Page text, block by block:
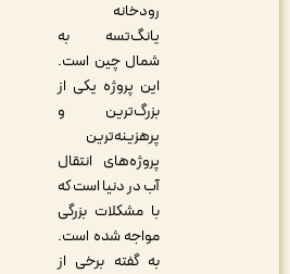
یانگ‌تسه به
شمال چین است.
این پروژه یکی از
بزرگ‌ترین و
پرهزینه‌ترین
پروژه‌های انتقال
آب در دنیا است که
با مشکلات بزرگی
مواجه شده است.
به گفته برخی از